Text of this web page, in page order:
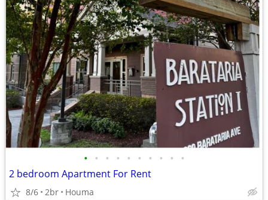
• • • • • • • • • •
2 bedroom Apartment For Rent
8/6 2br Houma